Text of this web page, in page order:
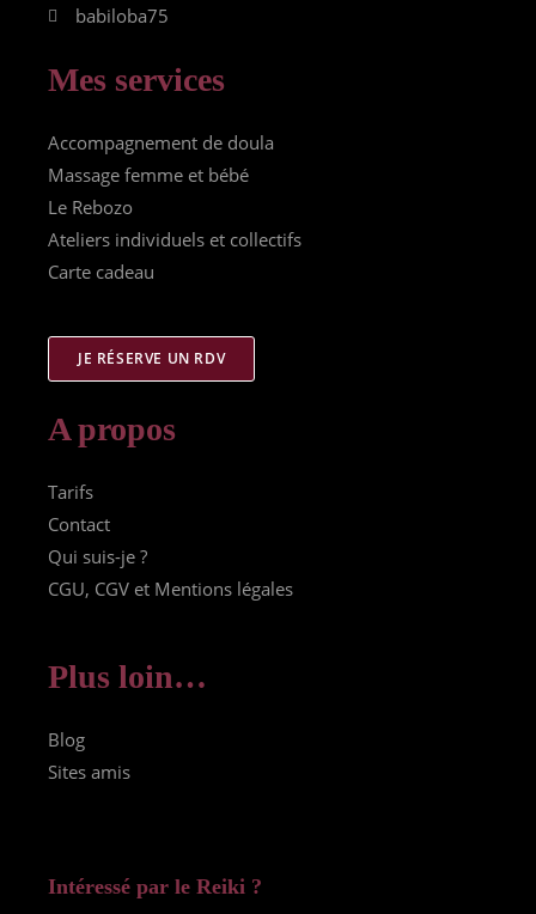
babiloba75
Mes services
Accompagnement de doula
Massage femme et bébé
Le Rebozo
Ateliers individuels et collectifs
Carte cadeau
JE RÉSERVE UN RDV
A propos
Tarifs
Contact
Qui suis-je ?
CGU, CGV et Mentions légales
Plus loin…
Blog
Sites amis
Intéressé par le Reiki ?